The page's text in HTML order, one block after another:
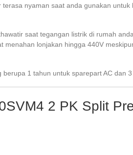
nyaman saat anda gunakan untuk
saat tegangan listrik di rumah
lonjakan hingga 440V
1 tahun untuk sparepart AC dan
2 PK Split